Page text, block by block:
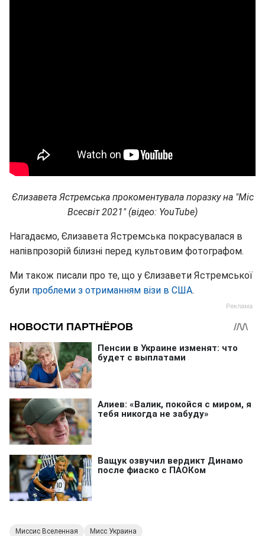
Єлизавета Ястремська прокоментувала поразку на "Міс
Всесвіт 2021" (відео: YouTube)
Нагадаємо, Єлизавета Ястремська покрасувалася в
напівпрозорій білизні перед культовим фотографом.
Ми також писали про те, що у Єлизавети Ястремської
були проблеми з отриманням візи в США.
Миссис Вселенная Мисс Украина